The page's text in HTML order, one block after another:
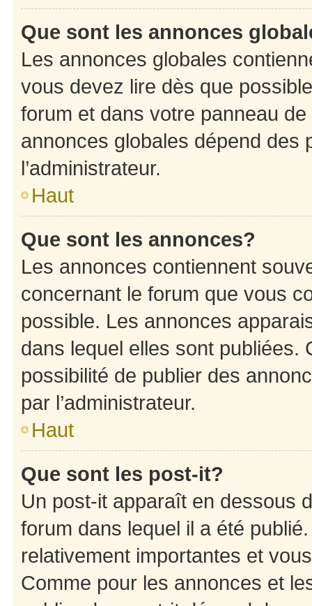
Que sont les annonces
Les annonces globales
vous devez lire dès que
forum et dans votre panneau
annonces globales dépend des
l’administrateur.
Haut
Que sont les annonces?
Les annonces contiennent
concernant le forum que vous
possible. Les annonces
dans lequel elles sont publiées.
possibilité de publier des
par l’administrateur.
Haut
Que sont les post-it?
Un post-it apparaît en dessous
forum dans lequel il a été
relativement importantes et
Comme pour les annonces et